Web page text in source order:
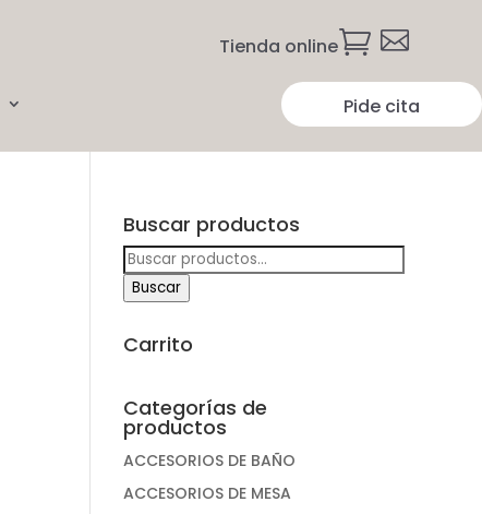
Tienda online 
Pide cita
Buscar productos
Buscar
por:
Buscar
Carrito
Categorías de
productos
ACCESORIOS DE BAÑO
ACCESORIOS DE MESA